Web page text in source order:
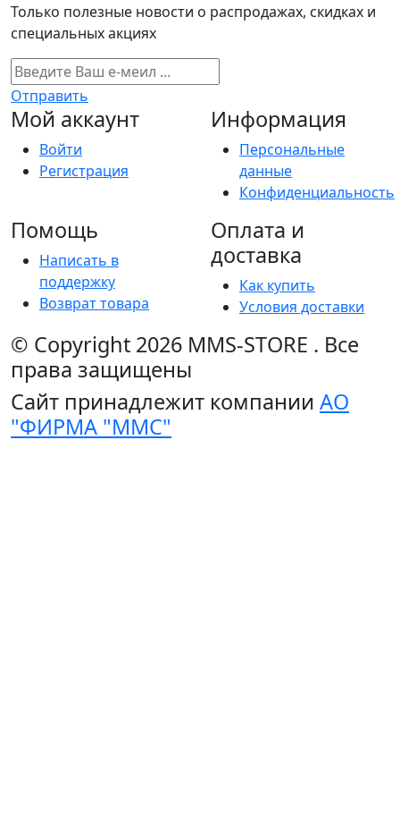
Только полезные новости о распродажах, скидках и
специальных акциях
Отправить
Мой аккаунт
Войти
Регистрация
Информация
Персональные
данные
Конфиденциальность
Помощь
Написать в
поддержку
Возврат товара
Оплата и
доставка
Как купить
Условия доставки
© Copyright 2026 MMS-STORE . Все
права защищены
Сайт принадлежит компании АО
"ФИРМА "ММС"